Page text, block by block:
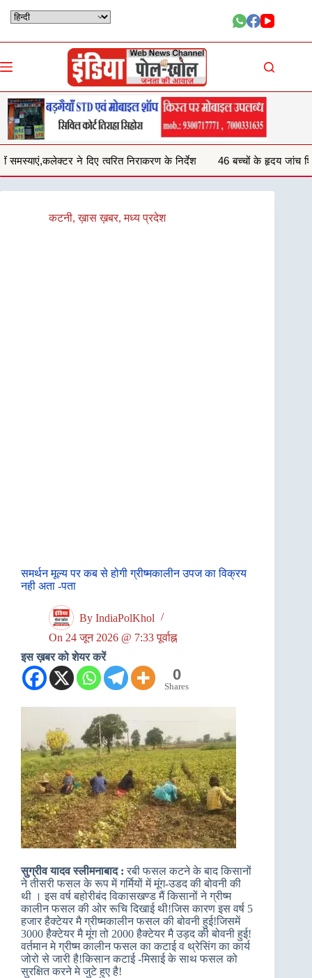
निराकरण के निर्देश 46 बच्चों के हृदय जांच शिविर परीक्षण में 29 बच्चों में
कटनी,ख़ास ख़बर,मध्य प्रदेश
समर्थन मूल्य पर कब से होगी ग्रीष्मकालीन उपज का विक्रय
नही अता -पता
By IndiaPolKhol
On 24 जून 2026 @ 7:33 पूर्वाह्न
इस ख़बर को शेयर करें
0
Shares
सुग्रीव यादव स्लीमनाबाद : रबी फसल कटने के बाद किसानों
ने तीसरी फसल के रूप में गर्मियों में मूंग-उडद की बोवनी की
थी । इस वर्ष बहोरीबंद विकासखण्ड मैं किसानों ने ग्रीष्म
कालीन फसल की ओर रूचि दिखाई थी!जिस कारण इस वर्ष 5
हजार हैक्टेयर मै ग्रीष्मकालीन फसल की बोवनी हुई!जिसमें
3000 हैक्टेयर मै मूंग तो 2000 हैक्टेयर मै उड़द की बोवनी हुई!
वर्तमान मे ग्रीष्म कालीन फसल का कटाई व थ्रेसिंग का कार्य
जोरो से जारी है!किसान कटाई -मिसाई के साथ फसल को
सुरक्षित करने मे जुटे हुए है!